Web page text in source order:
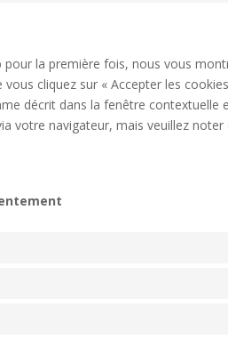
la première fois, nous vous
cliquez sur « Accepter les
décrit dans la fenêtre contextuelle
votre navigateur, mais veuillez